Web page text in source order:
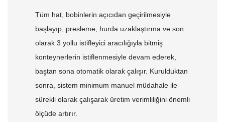
Tüm hat, bobinlerin açıcıdan geçirilmesiyle
başlayıp, presleme, hurda uzaklaştırma ve son
olarak 3 yollu istifleyici aracılığıyla bitmiş
konteynerlerin istiflenmesiyle devam ederek,
baştan sona otomatik olarak çalışır. Kurulduktan
sonra, sistem minimum manuel müdahale ile
sürekli olarak çalışarak üretim verimliliğini önemli
ölçüde artırır.